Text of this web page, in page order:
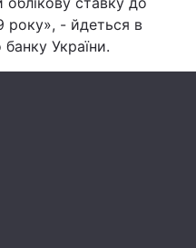
Туризм
Погода
року», - йдеться в
України.